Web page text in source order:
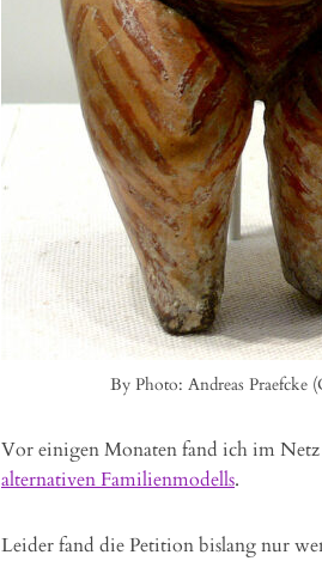
By Photo: Andreas
Vor einigen Monaten fand ich im
alternativen Familienmodells.
Leider fand die Petition bislang nur